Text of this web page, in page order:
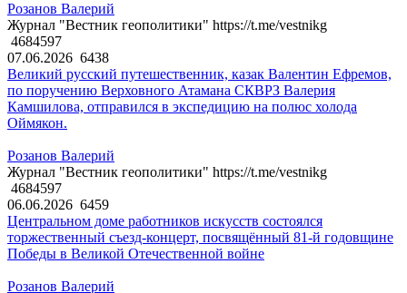
Розанов Валерий
Журнал "Вестник геополитики" https://t.me/vestnikg
4684597
07.06.2026 6438
Великий русский путешественник, казак Валентин Ефремов,
по поручению Верховного Атамана СКВРЗ Валерия
Камшилова, отправился в экспедицию на полюс холода
Оймякон.
Розанов Валерий
Журнал "Вестник геополитики" https://t.me/vestnikg
4684597
06.06.2026 6459
Центральном доме работников искусств состоялся
торжественный съезд-концерт, посвящённый 81-й годовщине
Победы в Великой Отечественной войне
Розанов Валерий